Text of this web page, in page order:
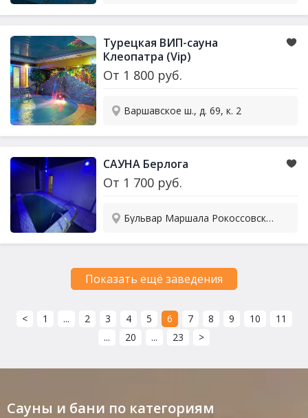
Турецкая ВИП-сауна
Клеопатра (Vip)
От 1 800 руб.
Варшавское ш., д. 69, к. 2
САУНА Берлога
От 1 700 руб.
Бульвар Маршала Рокоссовского, д. 31, стр. 2
Показать ещё заведения
< 1 ... 2 3 4 5 6 7 8 9 10
11
...
20 ... 23 >
Сауны и бани по категориям